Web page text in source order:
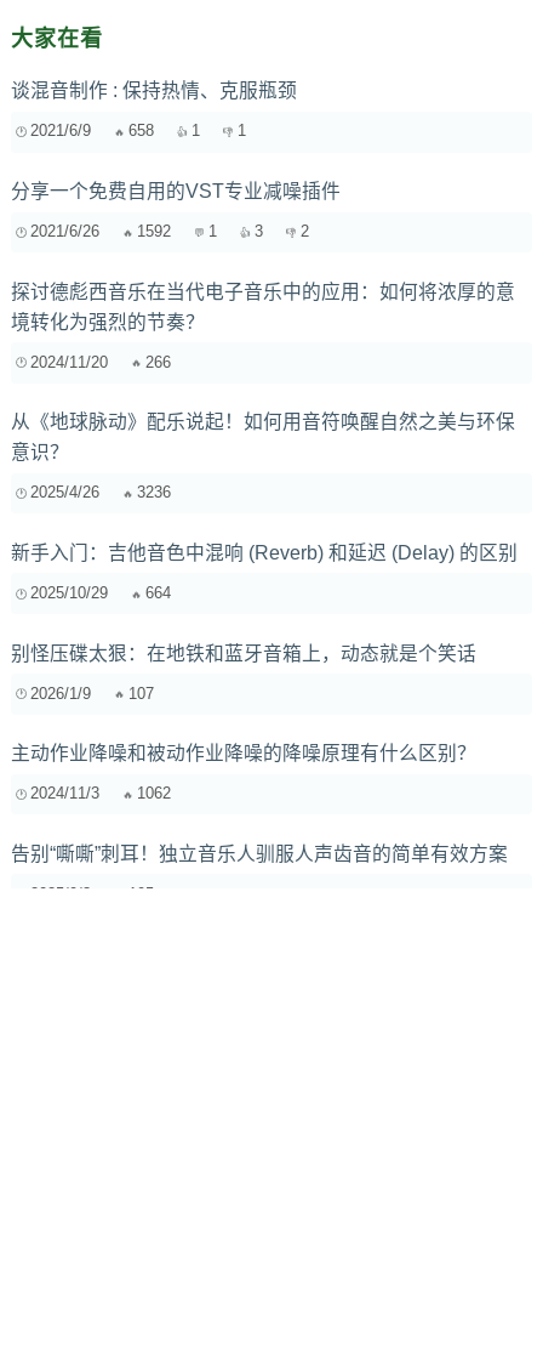
大家在看
谈混音制作 : 保持热情、克服瓶颈
2021/6/9 658 1 1
分享一个免费自用的VST专业减噪插件
2021/6/26 1592 1 3 2
探讨德彪西音乐在当代电子音乐中的应用：如何将浓厚的意
境转化为强烈的节奏？
2024/11/20 266
从《地球脉动》配乐说起！如何用音符唤醒自然之美与环保
意识？
2025/4/26 3236
新手入门：吉他音色中混响 (Reverb) 和延迟 (Delay) 的区别
2025/10/29 664
别怪压碟太狠：在地铁和蓝牙音箱上，动态就是个笑话
2026/1/9 107
主动作业降噪和被动作业降噪的降噪原理有什么区别？
2024/11/3 1062
告别“嘶嘶”刺耳！独立音乐人驯服人声齿音的简单有效方案
2025/9/3 195